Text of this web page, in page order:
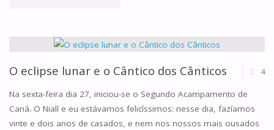
ISTO?"
O eclipse lunar e o Cântico dos Cânticos 4
Na sexta-feira dia 27, iniciou-se o Segundo Acampamento de
Caná. O Niall e eu estávamos felicíssimos: nesse dia, fazíamos
vinte e dois anos de casados, e nem nos nossos mais ousados